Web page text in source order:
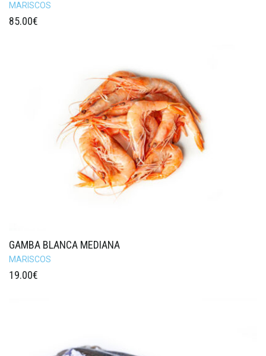
MARISCOS
85.00€
GAMBA BLANCA MEDIANA
MARISCOS
19.00€